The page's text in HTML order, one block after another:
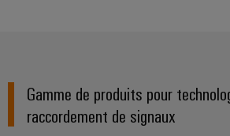
Solutions
et
produits
décentralisée
Solutions
de
distribution
techniques
Catalogues
Gamme de produits pour
raccordement de signaux